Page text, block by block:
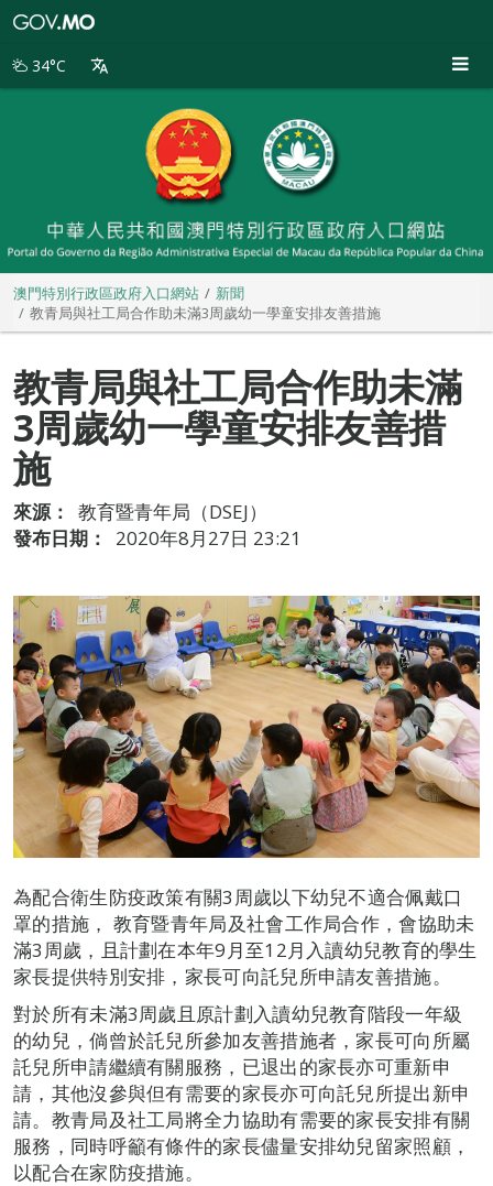
別
34°C
澳門特別行政區政府入口網站
新聞
教青局與社工局合作助未滿3周歲幼一學童安排友善措施
教青局與社工局合作助未滿
3周歲幼一學童安排友善措
施
來源：
教育暨青年局（DSEJ）
發布日期：
2020年8月27日 23:21
為配合衛生防疫政策有關3周歲以下幼兒不適合佩戴口
罩的措施， 教育暨青年局及社會工作局合作，會協助未
滿3周歲，且計劃在本年9月至12月入讀幼兒教育的學生
家長提供特別安排，家長可向託兒所申請友善措施。
對於所有未滿3周歲且原計劃入讀幼兒教育階段一年級
的幼兒，倘曾於託兒所參加友善措施者，家長可向所屬
託兒所申請繼續有關服務，已退出的家長亦可重新申
請，其他沒參與但有需要的家長亦可向託兒所提出新申
請。教青局及社工局將全力協助有需要的家長安排有關
服務，同時呼籲有條件的家長儘量安排幼兒留家照顧，
以配合在家防疫措施。